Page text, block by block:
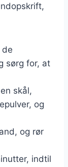
de
sørg for, at
skål,
og
og rør
indtil